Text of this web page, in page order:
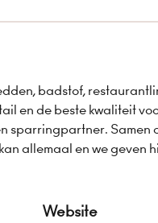
badstof,
en de beste kwaliteit
sparringpartner. Samen
allemaal en we geven
Website